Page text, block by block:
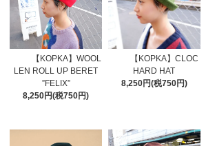
【KOPKA】WOOL
LEN ROLL UP BERET
”FELIX”
8,250円(税750円)
【KOPKA】CLOC
HARD HAT
8,250円(税750円)